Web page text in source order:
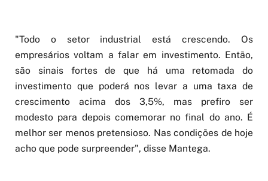
"Todo o setor industrial está crescendo. Os
empresários voltam a falar em investimento. Então,
são sinais fortes de que há uma retomada do
investimento que poderá nos levar a uma taxa de
crescimento acima dos 3,5%, mas prefiro ser
modesto para depois comemorar no final do ano. É
melhor ser menos pretensioso. Nas condições de hoje
acho que pode surpreender", disse Mantega.